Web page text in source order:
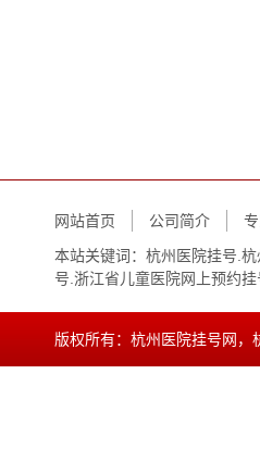
网站首页 公司简介
本站关键词： 杭州医院挂号.
号.浙江省儿童医院网上预约
版权所有：杭州医院挂号网